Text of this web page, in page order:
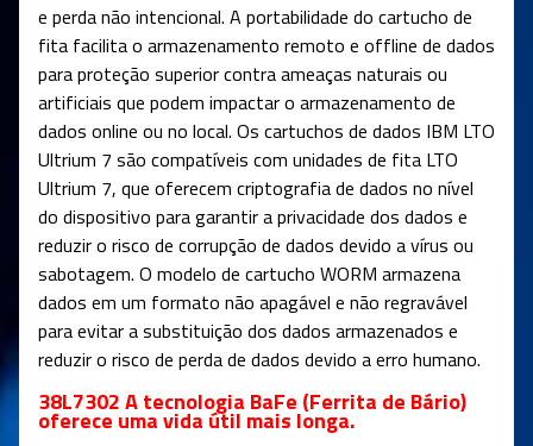
e perda não intencional. A portabilidade do cartucho de
fita facilita o armazenamento remoto e offline de dados
para proteção superior contra ameaças naturais ou
artificiais que podem impactar o armazenamento de
dados online ou no local. Os cartuchos de dados IBM LTO
Ultrium 7 são compatíveis com unidades de fita LTO
Ultrium 7, que oferecem criptografia de dados no nível
do dispositivo para garantir a privacidade dos dados e
reduzir o risco de corrupção de dados devido a vírus ou
sabotagem. O modelo de cartucho WORM armazena
dados em um formato não apagável e não regravável
para evitar a substituição dos dados armazenados e
reduzir o risco de perda de dados devido a erro humano.
38L7302 A tecnologia BaFe (Ferrita de Bário)
oferece uma vida útil mais longa.